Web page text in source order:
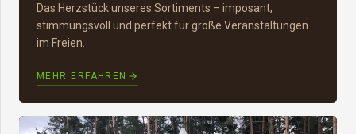
Das Herzstück unseres Sortiments – imposant,
stimmungsvoll und perfekt für große Veranstaltungen
im Freien.
MEHR ERFAHREN